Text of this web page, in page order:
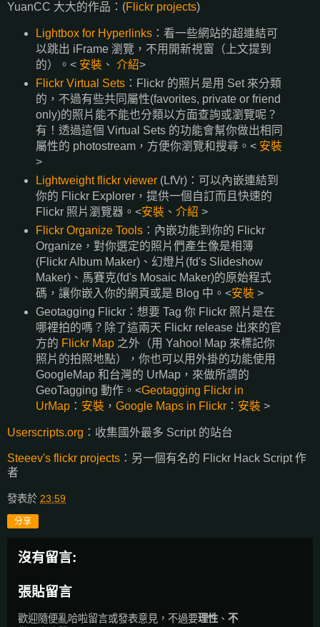
YuanCC 大大的作品：(Flickr projects)
Lightbox for Hyperlinks：看一些網站的超連結可
以跳出 iFrame 瀏覽，不用開新視窗（上文提到
的）。<安裝 、 介紹>
Flickr Virtual Sets：Flickr 的照片是用 Set 來分類
的，不過有些共同屬性(favorites, private or friend
only)的照片能不能也分類以方面查詢或瀏覽呢？
有！透過這個 Virtual Sets 的功能會幫你做出相同
屬性的 photostream，方便你瀏覽和搜尋。<安裝
>
Lightweight flickr viewer(LfVr)：可以內嵌連結到
你的 Flickr Explorer，提供一個自訂而且快速的
Flickr 照片瀏覽器。<安裝 、 介紹 >
Flickr Organize Tools：內嵌功能到你的 Flickr
Organize，對你選定的照片們產生像是相簿
(Flickr Album Maker)、幻燈片(fd's Slideshow
Maker)、馬賽克(fd's Mosaic Maker)的原始程式
碼，讓你嵌入你的網頁或是 Blog 中。<安裝 >
Geotagging Flickr：想要 Tag 你 Flickr 照片是在
哪裡拍的嗎？除了這兩天 Flickr release 出來的官
方的 Flickr Map之外（用 Yahoo! Map 來標記你
照片的拍照地點），你也可以用外掛的功能使用
GoogleMap 和台灣的 UrMap，來做所謂的
GeoTagging 動作。<Geotagging Flickr in
UrMap： 安裝 ， Google Maps in Flickr： 安裝 >
Userscripts.org ：收集國外最多 Script 的站台
Steeev's flickr projects ：另一個有名的 Flickr Hack Script 作
者
發表於 23:59
分享
沒有留言:
張貼留言
歡迎隨便亂哈啦留言或發表意見，不過要理性、 不